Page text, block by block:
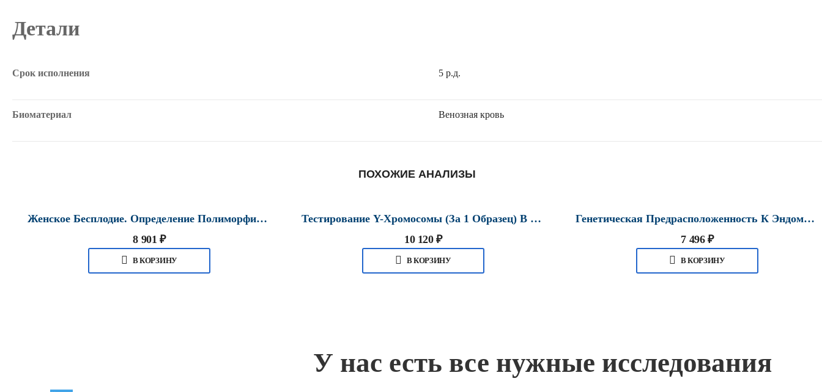
Детали
Срок исполнения 5 р.д.
Биоматериал Венозная кровь
ПОХОЖИЕ АНАЛИЗЫ
Женское Бесплодие. Определение Полиморфизмов, Ассоциированных С Развитием Женского Бесплодия (7 Полиморфизмов) В Хабаровске
8 901 ₽
В КОРЗИНУ
Тестирование Y-Хромосомы (за 1 Образец) В Хабаровске
10 120₽
В КОРЗИНУ
Генетическая Предрасположенность К Эндометриозу В Хабаровске
7 496 ₽
В КОРЗИНУ
У нас есть все нужные исследования